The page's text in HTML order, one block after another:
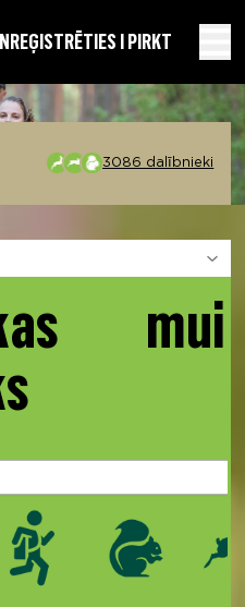
REĢISTRĒTIES I PIRKT
3086 dalībnieki